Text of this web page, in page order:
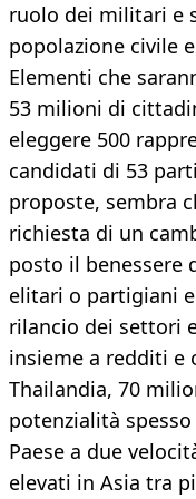
ruolo dei militari e
popolazione civile
Elementi che
53 milioni di
eleggere 500
candidati di 53
proposte, sembra
richiesta di un
posto il benessere
elitari o partigiani
rilancio dei settori
insieme a redditi e
Thailandia, 70
potenzialità
Paese a due
elevati in Asia tra